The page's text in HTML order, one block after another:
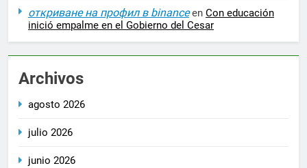
откриване на профил в binanceen Con educación
inició empalme en el Gobierno del Cesar
Archivos
agosto 2026
julio 2026
junio 2026